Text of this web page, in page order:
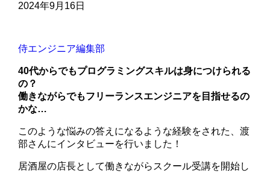
2024年9月16日
侍エンジニア編集部
40代からでもプログラミングスキルは身につけられる
の？
働きながらでもフリーランスエンジニアを目指せるの
かな…
このような悩みの答えになるような経験をされた、渡
部さんにインタビューを行いました！
居酒屋の店長として働きながらスクール受講を開始し